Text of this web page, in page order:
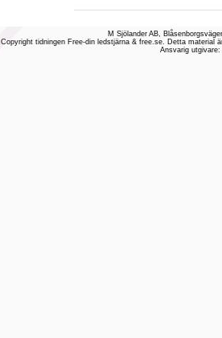
M Sjölander AB,
Copyright tidningen Free-din ledstjärna & free.se. Detta material
Ansvarig